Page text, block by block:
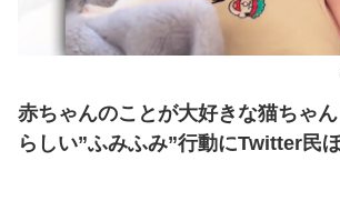
赤ちゃんのことが大好きな猫ちゃ
らしい”ふみふみ”行動にTwitter民